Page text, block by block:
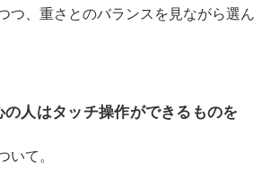
つ、重さとのバランスを見ながら選ん
人はタッチ操作ができるものを
いて。